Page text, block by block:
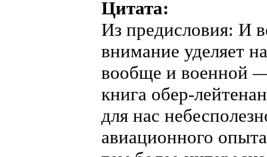
Цитата:
Из предисловия: И
внимание уделяет
вообще и военной
книга обер-
для нас
авиационного